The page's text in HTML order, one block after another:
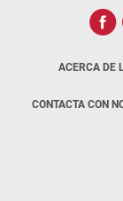
ACERCA DE
CONTACTA CON